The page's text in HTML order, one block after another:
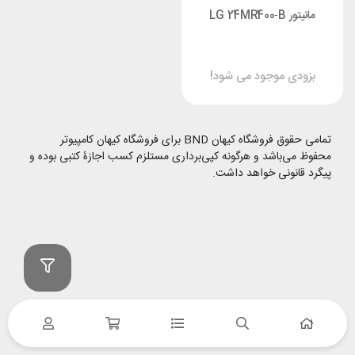
مانیتور LG 24MR400‑B
بزودی موجود می شود!
تمامی حقوق فروشگاه کیهان BND برای فروشگاه کیهان کامپیوتر
محفوظ می‌باشد و هرگونه کپی‌برداری مستلزم کسب اجازۀ کتبی بوده و
پیگرد قانونی خواهد داشت.